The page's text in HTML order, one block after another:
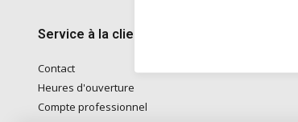
Service à la clientèle
Contact
Heures d'ouverture
Compte professionnel